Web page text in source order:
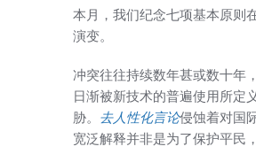
本月，我们纪念七项基本原则
演变。
冲突往往持续数年甚或数十年
日渐被新技术的普遍使用所定
胁。 去人性化言论侵蚀着对国
宽泛解释并非是为了保护平民